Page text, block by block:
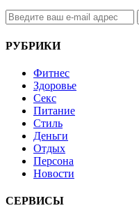
РУБРИКИ
Фитнес
Здоровье
Секс
Питание
Стиль
Деньги
Отдых
Персона
Новости
СЕРВИСЫ